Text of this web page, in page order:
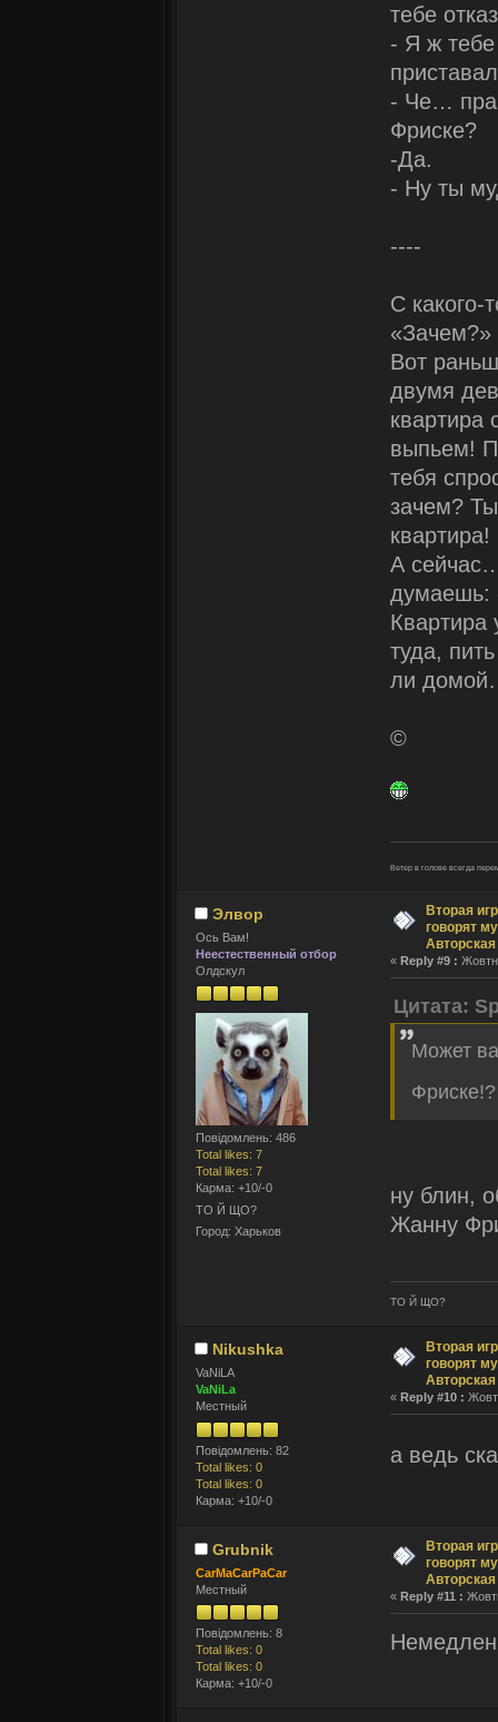
тебе
- Я ж
- Че…
Фриске?
-Да.
- Ну ты
----
С какого-
«Зачем?»
Вот
двумя
квартира
выпьем!
тебя
зачем?
А
думаешь:
туда,
ли
©
Ветеp в голове всегда
Элвор
Ось Вам!
Неестественный отбор
Олдскул
Повідомлень: 486
Total likes: 7
Total likes: 7
Карма: +10/-0
ТО Й ЩО?
Город: Харьков
Вторая
говорят
« Reply #9 :
Цитата:
Может
ну блин,
Жанну
ТО Й ЩО?
Nikushka
VaNiLA
VaNiLa
Местный
Повідомлень: 82
Total likes: 0
Total likes: 0
Карма: +10/-0
Вторая
говорят
« Reply #10 :
а ведь
Grubnik
CarMaCarPaCar
Местный
Повідомлень: 8
Total likes: 0
Total likes: 0
Карма: +10/-0
Вторая
говорят
« Reply #11 :